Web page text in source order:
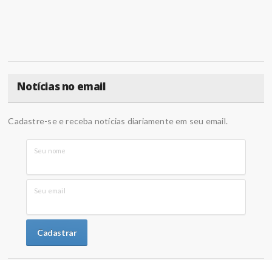
Notícias no email
Cadastre-se e receba notícias diariamente em seu email.
Seu nome
Seu email